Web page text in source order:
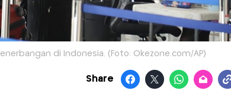
di Indonesia. (Foto: Okezone.com/AP)
Share